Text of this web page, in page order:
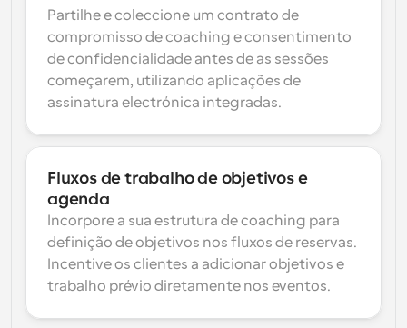
Partilhe e coleccione um contrato de
compromisso de coaching e consentimento
de confidencialidade antes de as sessões
começarem, utilizando aplicações de
assinatura electrónica integradas.
Fluxos de trabalho de objetivos e
agenda
Incorpore a sua estrutura de coaching para
definição de objetivos nos fluxos de reservas.
Incentive os clientes a adicionar objetivos e
trabalho prévio diretamente nos eventos.